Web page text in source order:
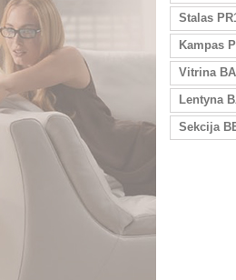
Stalas
Kampas
Vitrina
Lentyna
Sekcija